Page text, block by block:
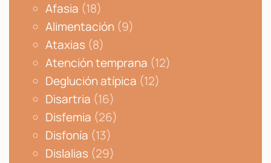
Afasia (18)
Alimentación (9)
Ataxias (8)
Atención temprana (12)
Deglución atípica (12)
Disartria (16)
Disfemia (26)
Disfonía (13)
Dislalias (29)